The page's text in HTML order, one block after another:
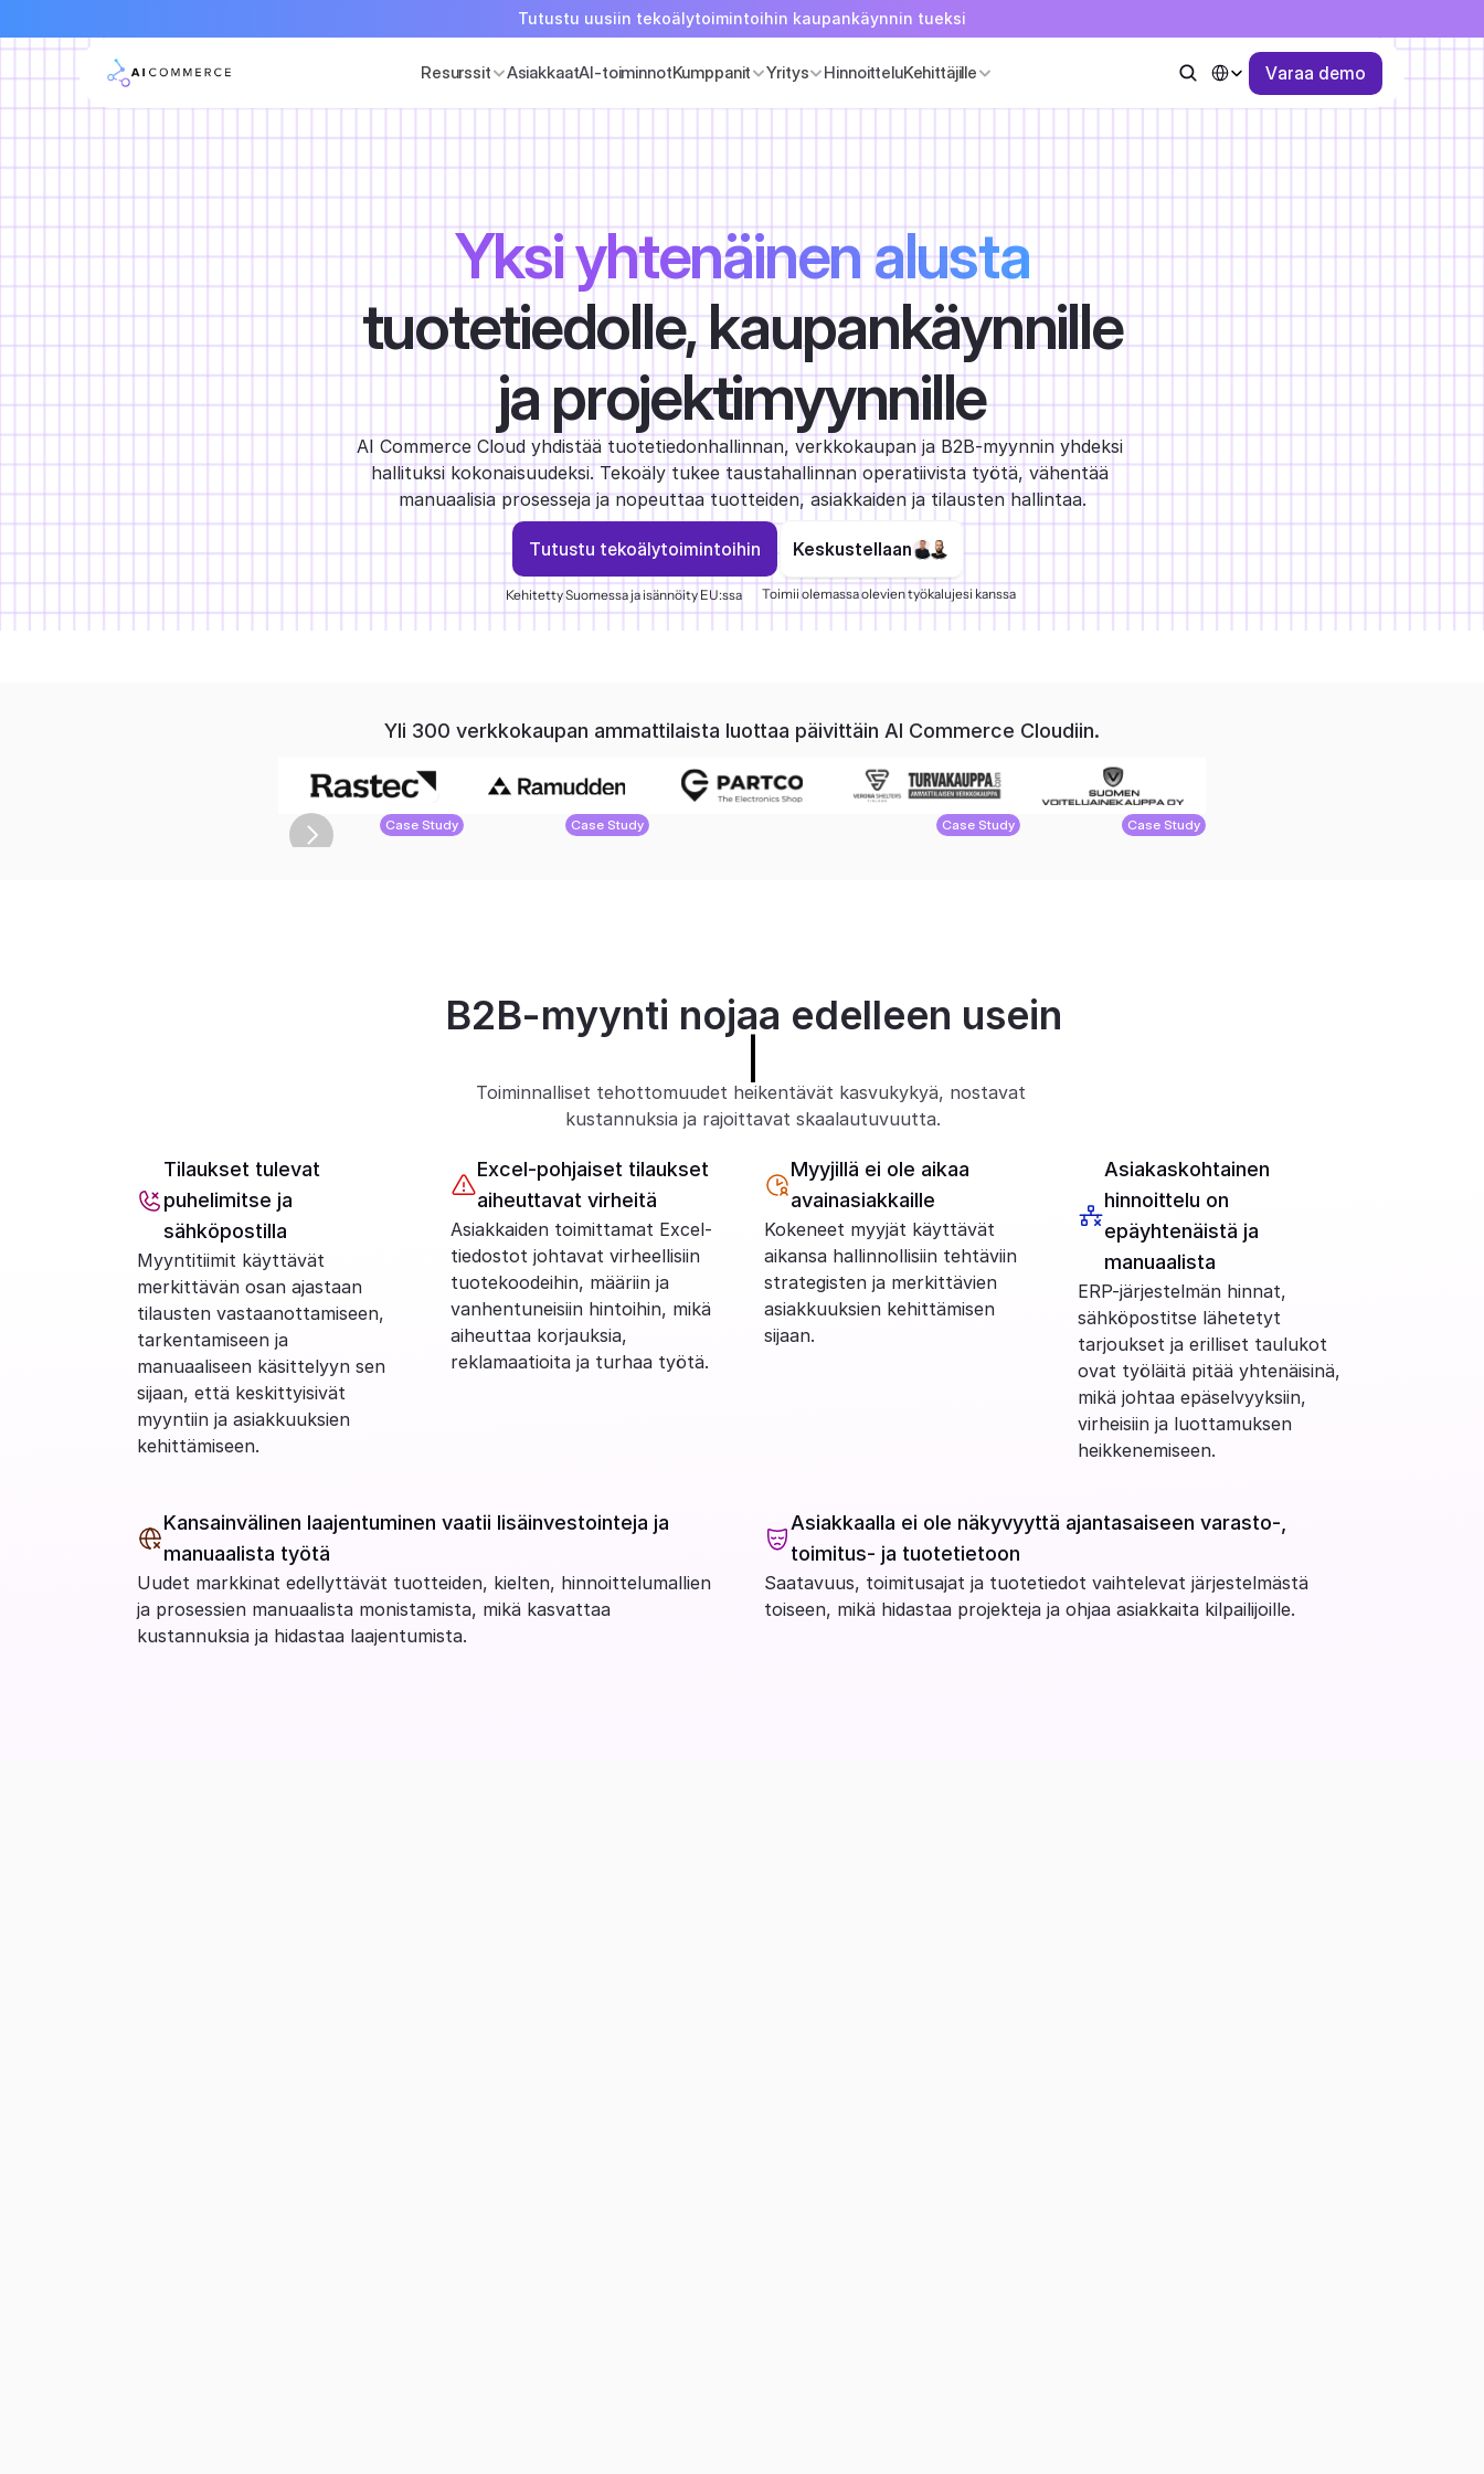
Tutustu uusiin tekoälytoimintoihin kaupankäynnin tueksi
Resurssit AsiakkaatAI-toiminnotKumppanit Yritys HinnoitteluKehittäjille
Select Language
Varaa demo
Yksi yhtenäinen alusta
tuotetiedolle, kaupankäynnille
ja projektimyynnille
AI Commerce Cloud yhdistää tuotetiedonhallinnan, verkkokaupan ja B2B-myynnin yhdeksi
hallituksi kokonaisuudeksi. Tekoäly tukee taustahallinnan operatiivista työtä, vähentää
manuaalisia prosesseja ja nopeuttaa tuotteiden, asiakkaiden ja tilausten hallintaa.
Tutustu tekoälytoimintoihin Keskustellaan
Kehitetty Suomessa ja isännöity EU:ssa Toimii olemassa olevien työkalujesi kanssa
Yli 300 verkkokaupan ammattilaista luottaa päivittäin AI Commerce Cloudiin.
Case Study Case Study Case Study Case Study
B2B-myynti nojaa edelleen usein
Toiminnalliset tehottomuudet heikentävät kasvukykyä, nostavat
kustannuksia ja rajoittavat skaalautuvuutta.
Tilaukset tulevat
puhelimitse ja
sähköpostilla
Myyntitiimit käyttävät
merkittävän osan ajastaan
tilausten vastaanottamiseen,
tarkentamiseen ja
manuaaliseen käsittelyyn sen
sijaan, että keskittyisivät
myyntiin ja asiakkuuksien
kehittämiseen.
Excel-pohjaiset tilaukset
aiheuttavat virheitä
Asiakkaiden toimittamat Excel-
tiedostot johtavat virheellisiin
tuotekoodeihin, määriin ja
vanhentuneisiin hintoihin, mikä
aiheuttaa korjauksia,
reklamaatioita ja turhaa työtä.
Myyjillä ei ole aikaa
avainasiakkaille
Kokeneet myyjät käyttävät
aikansa hallinnollisiin tehtäviin
strategisten ja merkittävien
asiakkuuksien kehittämisen
sijaan.
Asiakaskohtainen
hinnoittelu on
epäyhtenäistä ja
manuaalista
ERP-järjestelmän hinnat,
sähköpostitse lähetetyt
tarjoukset ja erilliset taulukot
ovat työläitä pitää yhtenäisinä,
mikä johtaa epäselvyyksiin,
virheisiin ja luottamuksen
heikkenemiseen.
Kansainvälinen laajentuminen vaatii lisäinvestointeja ja
manuaalista työtä
Uudet markkinat edellyttävät tuotteiden, kielten, hinnoittelumallien
ja prosessien manuaalista monistamista, mikä kasvattaa
kustannuksia ja hidastaa laajentumista.
Asiakkaalla ei ole näkyvyyttä ajantasaiseen varasto-,
toimitus- ja tuotetietoon
Saatavuus, toimitusajat ja tuotetiedot vaihtelevat järjestelmästä
toiseen, mikä hidastaa projekteja ja ohjaa asiakkaita kilpailijoille.